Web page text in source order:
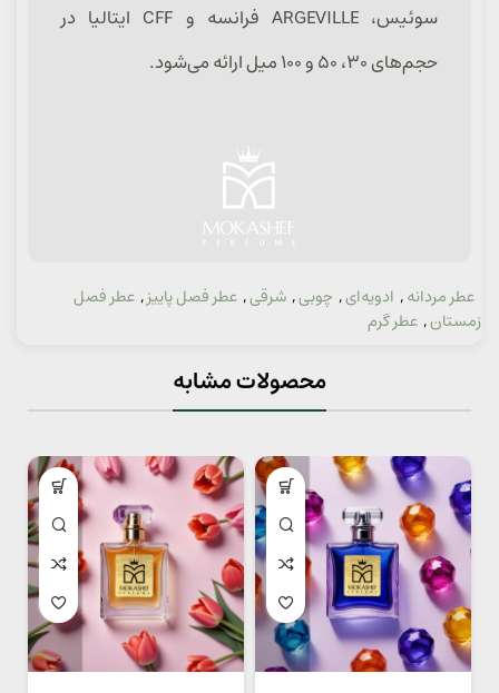
سوئیس، ARGEVILLE فرانسه و CFF ایتالیا در
حجم‌های ۳۰، ۵۰ و ۱۰۰ میل ارائه می‌شود.
عطر مردانه, ادویه‌ای, چوبی, شرقی, عطر فصل پاییز, عطر فصل
زمستان, عطر گرم
محصولات مشابه